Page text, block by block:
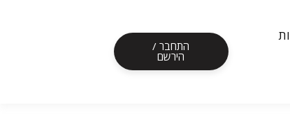
התחבר /
הירשם